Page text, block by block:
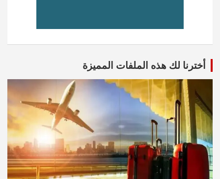
أخترنا لك هذه الملفات المميزة